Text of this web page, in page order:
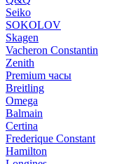
Seiko
SOKOLOV
Skagen
Vacheron Constantin
Zenith
Premium часы
Breitling
Omega
Balmain
Certina
Frederique Constant
Hamilton